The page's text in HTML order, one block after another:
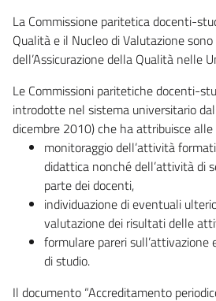
La Commissione paritetica docenti-
Qualità e il Nucleo di Valutazione
dell’Assicurazione della Qualità nelle
Le Commissioni paritetiche docenti-
introdotte nel sistema universitario
dicembre 2010) che ha attribuisce alle
monitoraggio dell’attività
didattica nonché dell’attività di
parte dei docenti,
individuazione di eventuali
valutazione dei risultati delle
formulare pareri sull’attivazione
di studio.
Il documento “Accreditamento